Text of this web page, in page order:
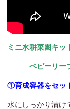
ミニ水耕菜園キッ
ベビーリーフ
①育成容器をセッ
水にしっかり漬け